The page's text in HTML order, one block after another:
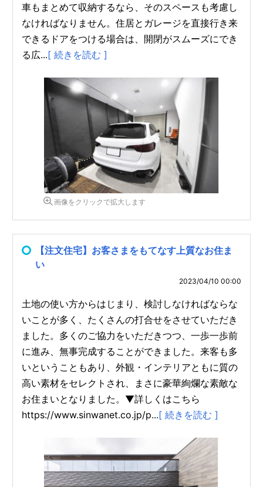
車もまとめて収納するなら、そのスペースも考慮し
なければなりません。住居とガレージを直接行き来
できるドアをつける場合は、開閉がスムーズにでき
る広...[ 続きを読む ]
画像をクリックで拡大します
【注文住宅】お客さまをもてなす上質なお住ま
い
2023/04/10 00:00
土地の使い方からはじまり、検討しなければならな
いことが多く、たくさんの打合せをさせていただき
ました。多くのご協力をいただきつつ、一歩一歩前
に進み、無事完成することができました。来客も多
いということもあり、外観・インテリアともに質の
高い素材をセレクトされ、まさに豪華絢爛な素敵な
お住まいとなりました。▼詳しくはこちら
https://www.sinwanet.co.jp/p...[ 続きを読む ]